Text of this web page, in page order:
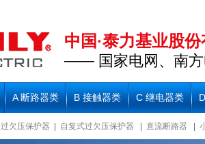
中国·泰力基业股份
—— 国家电网、南方
A 断路器类 B 接触器类 C 继电器类
过欠压保护器 自复式过欠压保护器 直流断路器